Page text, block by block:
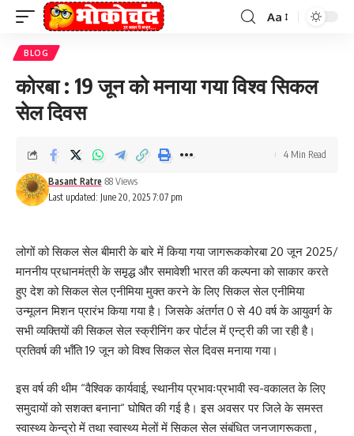
Font
Aa
BLOG
कोरबा : 19 जून को मनाया गया विश्व सिकल
सेल दिवस
Last updated: June 20, 2025 7:07 pm
Basant Ratre 88 Views
4 Min Read
लोगों को सिकल सेल बीमारी के बारे में किया गया जागरूककोरबा 20 जून 2025/
माननीय प्रधानमंत्री के समृ़द्ध और समावेशी भारत की कल्पना को साकार करते
हुए देश को सिकल सेल एनीमिया मुक्त करने के लिए सिकल सेल एनीमिया
उन्मूलन मिशन प्रारंभ किया गया है। जिसके अंतर्गत 0 से 40 वर्ष के आयुवर्ग के
सभी व्यक्तियों की सिकल सेल स्क्रीनिंग कर पोर्टल में एन्ट्री की जा रही है।
प्रतिवर्ष की भॉंति 19 जून को विश्व सिकल सेल दिवस मनाया गया।
इस वर्ष की थीम “वैश्विक कार्यवाई, स्थानीय प्रभावःप्रभावी स्व-वकालत के लिए
समुदायों को सशक्त बनाना“ घोषित की गई है। इस अवसर पर जिले के समस्त
स्वास्थ्य केन्द्रो में तथा स्वास्थ्य मेलों में सिकल सेल संबंधित जनजागरूकता ,